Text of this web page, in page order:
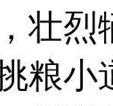
壮烈
粮小